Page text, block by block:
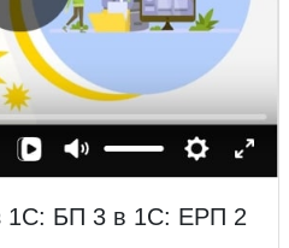
1С: БП 3 в 1С: ЕРП 2